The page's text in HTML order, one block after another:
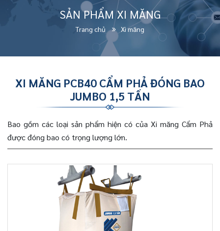
SẢN PHẨM XI MĂNG
Trang chủ Xi măng
XI MĂNG PCB40 CẨM PHẢ ĐÓNG BAO
JUMBO 1,5 TẤN
Bao gồm các loại sản phẩm hiện có của Xi măng Cẩm Phả
được đóng bao có trọng lượng lớn.